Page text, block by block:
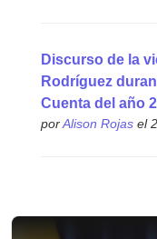
Discurso de la
Rodríguez
Cuenta del año
porAlison Rojasel 2